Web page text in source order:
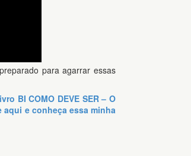
para agarrar essas
BI COMO DEVE SER – O
aqui e conheça essa minha